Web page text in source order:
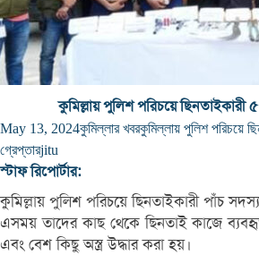
কুমিল্লায় পুলিশ পরিচয়ে ছিনতাইকারী ৫
May 13, 2024কুমিল্লার খবরকুমিল্লায় পুলিশ পরিচয়ে
গ্রেপ্তারjitu
স্টাফ রিপোর্টার:
কুমিল্লায় পুলিশ পরিচয়ে ছিনতাইকারী পাঁচ
এসময় তাদের কাছ থেকে ছিনতাই কাজে
এবং বেশ কিছু অস্ত্র উদ্ধার করা হয়।